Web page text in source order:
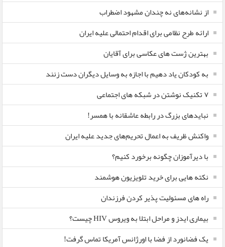
از نشانه‌های نه چندان مشهود اضطراب
ارائه طرح نظامی برای اقدام احتمالی علیه ایران
بهترین ژست های عکاسی برای آقایان
به کودکان یاد دهیم با اجازه به وسایل دیگران دست زنند
۷ تکنیک نوشتن در شبکه های اجتماعی
نبایدهای بزرگ در رابطه عاشقانه با همسر!
واکنش ظریف به اعمال تحریم‌های جدید علیه ایران
با دیرآموزان چگونه برخورد کنیم؟
نکته هایی برای خرید تلویزیون هوشمند
راه های مسئولیت پذیر کردن فرزندان
بیماری ایدز و مراحل ابتلا به ویروس HIV چیست؟
یک فضانورد از فضا با اورژانس آمریکا تماس گرفت!